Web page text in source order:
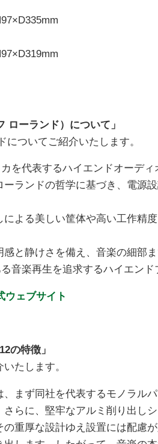
ローランド）について」
についてご紹介いたします。
を代表するハイエンドオーディ
ーランドの哲学に基づき、電源
よる美しい筐体や高い工作精
と静けさを備え、音楽の細部
音楽再生を追求するハイエンド
ェブサイト
の特徴」
たします。
、まず同社を代表するモノラル
さらに、堅牢なアルミ削り出し
重厚な設計ゆえ設置には配慮